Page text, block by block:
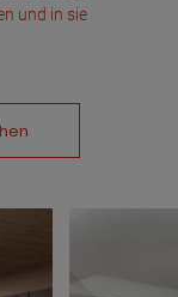
und in sie